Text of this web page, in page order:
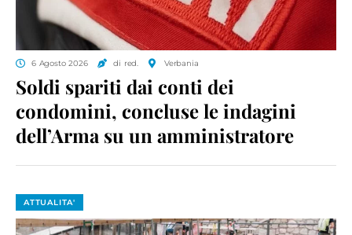
6 Agosto 2026 di red. Verbania
Soldi spariti dai conti dei
condomini, concluse le indagini
dell’Arma su un amministratore
ATTUALITA'